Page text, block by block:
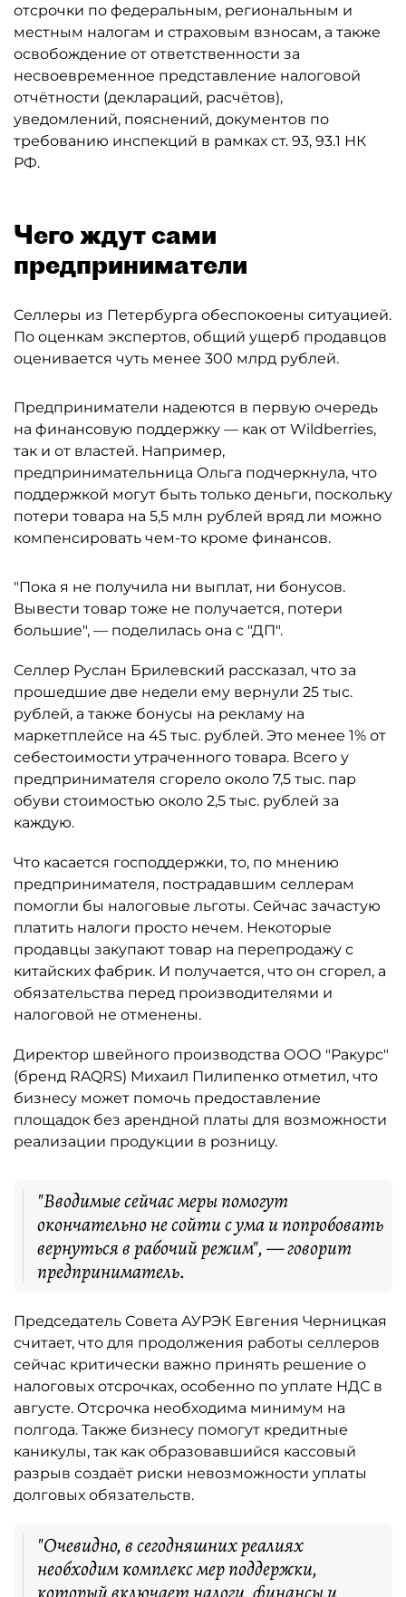
отсрочки по федеральным, региональным и
местным налогам и страховым взносам, а также
освобождение от ответственности за
несвоевременное представление налоговой
отчётности (деклараций, расчётов),
уведомлений, пояснений, документов по
требованию инспекций в рамках ст. 93, 93.1 НК
РФ.
Чего ждут сами
предприниматели
Селлеры из Петербурга обеспокоены ситуацией.
По оценкам экспертов, общий ущерб продавцов
оценивается чуть менее 300 млрд рублей.
Предприниматели надеются в первую очередь
на финансовую поддержку — как от Wildberries,
так и от властей. Например,
предпринимательница Ольга подчеркнула, что
поддержкой могут быть только деньги, поскольку
потери товара на 5,5 млн рублей вряд ли можно
компенсировать чем-то кроме финансов.
"Пока я не получила ни выплат, ни бонусов.
Вывести товар тоже не получается, потери
большие", — поделилась она с "ДП".
Селлер Руслан Брилевский рассказал, что за
прошедшие две недели ему вернули 25 тыс.
рублей, а также бонусы на рекламу на
маркетплейсе на 45 тыс. рублей. Это менее 1% от
себестоимости утраченного товара. Всего у
предпринимателя сгорело около 7,5 тыс. пар
обуви стоимостью около 2,5 тыс. рублей за
каждую.
Что касается господдержки, то, по мнению
предпринимателя, пострадавшим селлерам
помогли бы налоговые льготы. Сейчас зачастую
платить налоги просто нечем. Некоторые
продавцы закупают товар на перепродажу с
китайских фабрик. И получается, что он сгорел, а
обязательства перед производителями и
налоговой не отменены.
Директор швейного производства ООО "Ракурс"
(бренд RAQRS) Михаил Пилипенко отметил, что
бизнесу может помочь предоставление
площадок без арендной платы для возможности
реализации продукции в розницу.
"Вводимые сейчас меры помогут
окончательно не сойти с ума и попробовать
вернуться в рабочий режим", — говорит
предприниматель.
Председатель Совета АУРЭК Евгения Черницкая
считает, что для продолжения работы селлеров
сейчас критически важно принять решение о
налоговых отсрочках, особенно по уплате НДС в
августе. Отсрочка необходима минимум на
полгода. Также бизнесу помогут кредитные
каникулы, так как образовавшийся кассовый
разрыв создаёт риски невозможности уплаты
долговых обязательств.
"Очевидно, в сегодняшних реалиях
необходим комплекс мер поддержки,